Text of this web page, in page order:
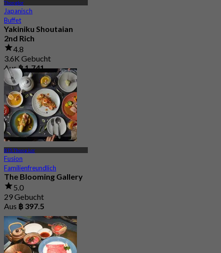
Thonglor
Japanisch
Buffet
Yakiniku Shoutaian
2nd Rich
4.8
3.6K Gebucht
Aus฿ 1,741
BTS Thong Lor
Fusion
Familienfreundlich
The Blooming Gallery
5.0
29 Gebucht
Aus ฿ 397.5